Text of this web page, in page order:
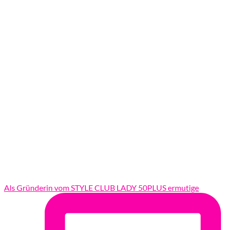
Als Gründerin vom STYLE CLUB LADY 50PLUS ermutige